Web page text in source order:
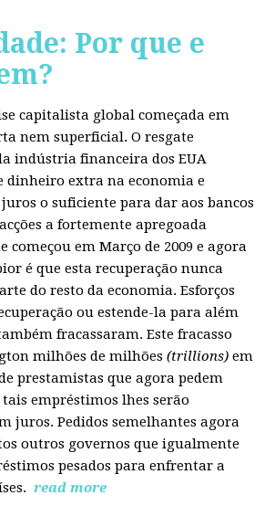
Por que e
capitalista global começada em
nem superficial. O resgate
indústria financeira dos EUA
dinheiro extra na economia e
o suficiente para dar aos bancos
a fortemente apregoada
começou em Março de 2009 e agora
é que esta recuperação nunca
do resto da economia. Esforços
ou estende-la para além
fracassaram. Este fracasso
milhões de milhões(trillions) em
prestamistas que agora pedem
empréstimos lhes serão
juros. Pedidos semelhantes agora
outros governos que igualmente
pesados para enfrentar a
read more